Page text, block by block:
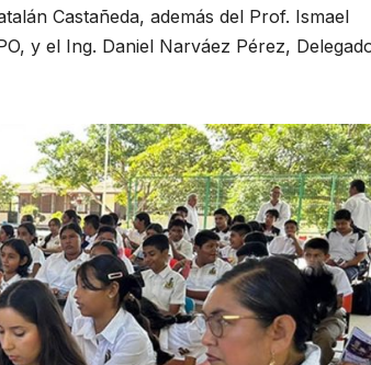
Castañeda, además del Prof. Ismael
y el Ing. Daniel Narváez Pérez,